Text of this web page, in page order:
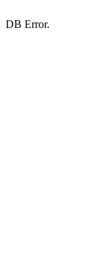
DB Error.